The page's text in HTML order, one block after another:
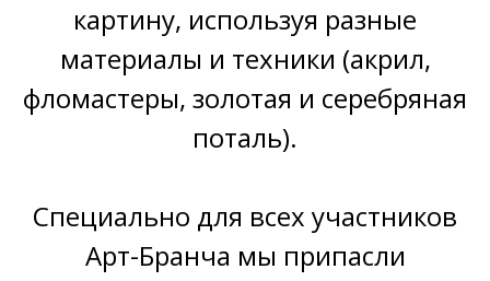
картину, используя разные
материалы и техники (акрил,
фломастеры, золотая и серебряная
поталь).
Специально для всех участников
Арт-Бранча мы припасли